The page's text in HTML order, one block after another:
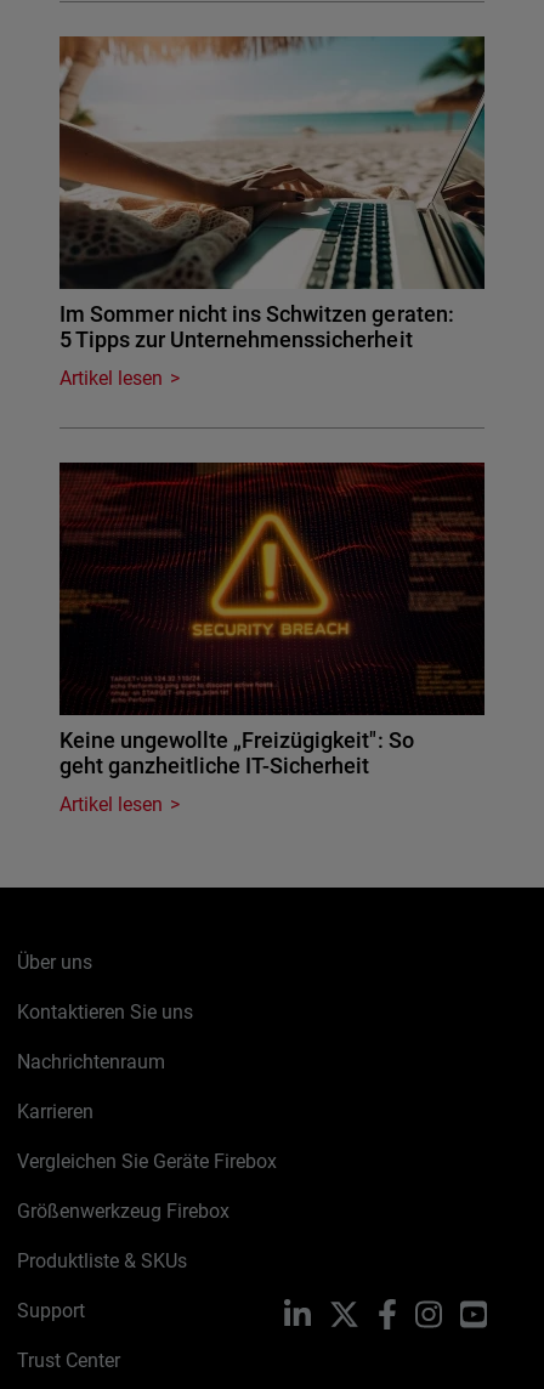
Im Sommer nicht ins Schwitzen geraten:
5 Tipps zur Unternehmenssicherheit
Artikel lesen
Keine ungewollte „Freizügigkeit": So
geht ganzheitliche IT-Sicherheit
Artikel lesen
Über uns
Kontaktieren Sie uns
Nachrichtenraum
Karrieren
Vergleichen Sie Geräte Firebox
Größenwerkzeug Firebox
Produktliste & SKUs
Support
Trust Center
LinkedIn FacebookInstagram